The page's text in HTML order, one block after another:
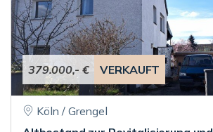
379.000,- € VERKAUFT
Köln / Grengel